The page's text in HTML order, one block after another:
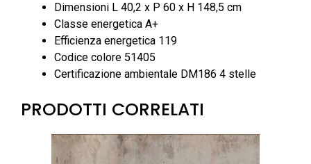
Dimensioni L 40,2 x P 60 x H 148,5 cm
Classe energetica A+
Efficienza energetica 119
Codice colore 51405
Certificazione ambientale DM186 4 stelle
PRODOTTI CORRELATI